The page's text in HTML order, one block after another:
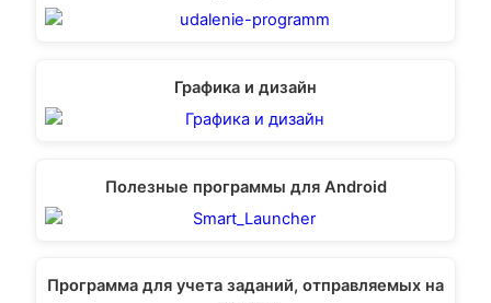
Графика и дизайн
Полезные программы для Android
Программа для учета заданий, отправляемых на